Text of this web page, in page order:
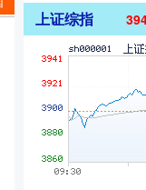
上证综指